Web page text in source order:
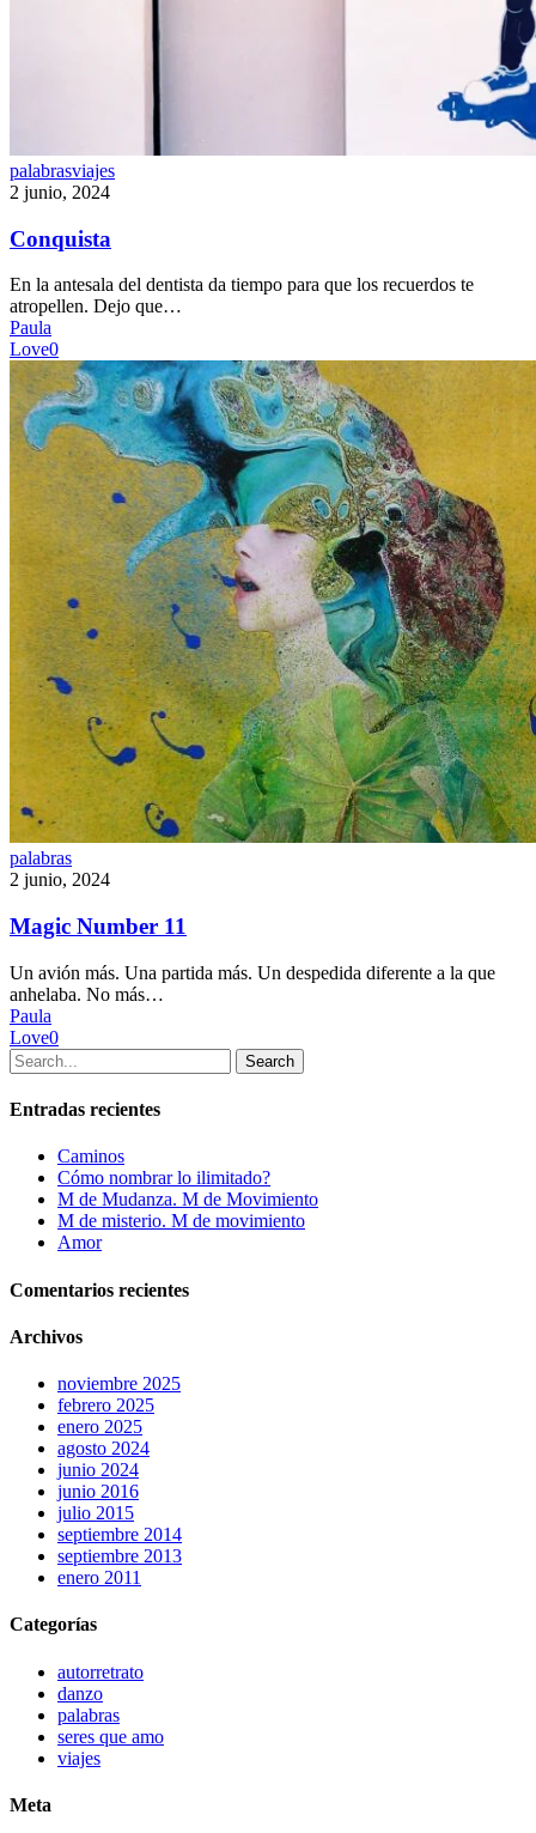
Conquista
palabrasviajes
2 junio, 2024
Conquista
En la antesala del dentista da tiempo para que los recuerdos te
atropellen. Dejo que…
Paula
Love0
Magic
Number
palabras
2 junio, 2024
Magic Number 11
Un avión más. Una partida más. Un despedida diferente a la que
anhelaba. No más…
Paula
Love0
Search
Entradas recientes
Caminos
Cómo nombrar lo ilimitado?
M de Mudanza. M de Movimiento
M de misterio. M de movimiento
Amor
Comentarios recientes
Archivos
noviembre 2025
febrero 2025
enero 2025
agosto 2024
junio 2024
junio 2016
julio 2015
septiembre 2014
septiembre 2013
enero 2011
Categorías
autorretrato
danzo
palabras
seres que amo
viajes
Meta